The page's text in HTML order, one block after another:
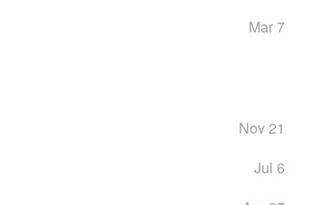
Mar 7
Nov 21
Jul 6